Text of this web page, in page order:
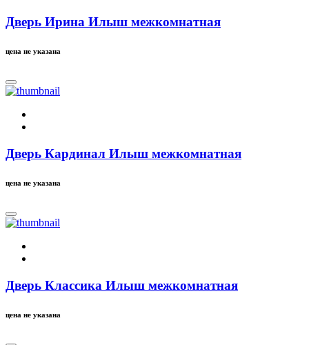
Дверь Ирина Илыш межкомнатная
цена не указана
Дверь Кардинал Илыш межкомнатная
цена не указана
Дверь Классика Илыш межкомнатная
цена не указана